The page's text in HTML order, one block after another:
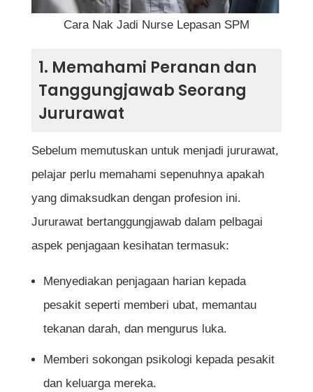
b) Program Asasi Sains atau Pra-
4. Permohonan Kemasukan ke Program
Kejururawatan
b) Permohonan Melalui UPU (Bagi
Universiti Awam)
c) Permohonan ke Kolej Swasta
5. Latihan Klinikal dan Peperiksaan
Lembaga Jururawat Malaysia (LJM)
6. Peluang Kerjaya dan Gaji Seorang
Jururawat
Cara Nak Jadi Nurse Lepasan SPM
1. Memahami Peranan dan
Tanggungjawab Seorang
Jururawat
Sebelum memutuskan untuk menjadi jururawat,
pelajar perlu memahami sepenuhnya apakah
yang dimaksudkan dengan profesion ini.
Jururawat bertanggungjawab dalam pelbagai
aspek penjagaan kesihatan termasuk:
Menyediakan penjagaan harian kepada
pesakit seperti memberi ubat, memantau
tekanan darah, dan mengurus luka.
Memberi sokongan psikologi kepada pesakit
dan keluarga mereka.